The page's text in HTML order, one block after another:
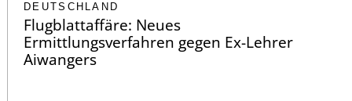
DEUTSCHLAND
Flugblattaffäre: Neues
Ermittlungsverfahren gegen Ex-Lehrer
Aiwangers